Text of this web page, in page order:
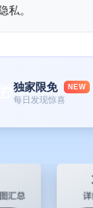
私。
独家限免 NEW
每日发现惊喜